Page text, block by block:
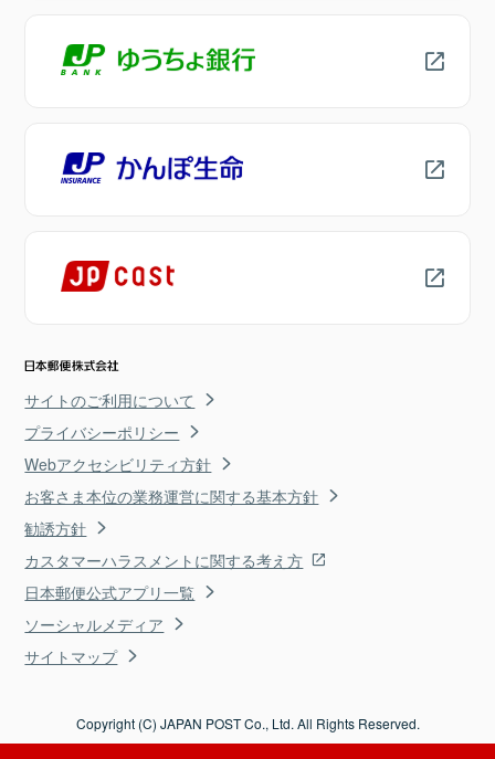
サイトのご利用について
プライバシーポリシー
Webアクセシビリティ方針
お客さま本位の業務運営に関する基本方針
勧誘方針
カスタマーハラスメントに関する考え方
日本郵便公式アプリ一覧
ソーシャルメディア
サイトマップ
Copyright (C) JAPAN POST Co., Ltd. All Rights Reserved.